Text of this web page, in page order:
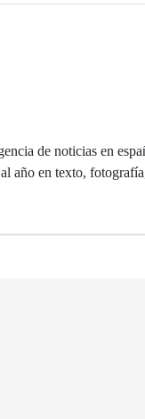
de noticias en
año en texto,